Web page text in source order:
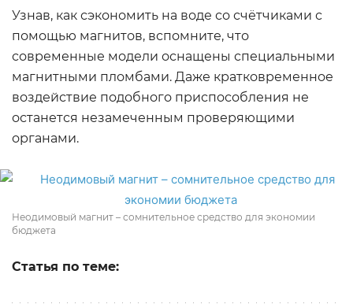
Узнав, как сэкономить на воде со счётчиками с
помощью магнитов, вспомните, что
современные модели оснащены специальными
магнитными пломбами. Даже кратковременное
воздействие подобного приспособления не
останется незамеченным проверяющими
органами.
Неодимовый магнит – сомнительное средство для экономии
бюджета
Статья по теме: